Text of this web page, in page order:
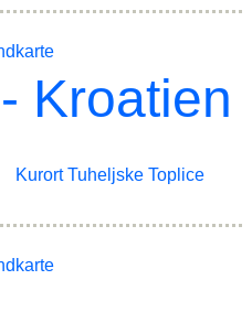
Kroatien
Kurort Tuheljske Toplice